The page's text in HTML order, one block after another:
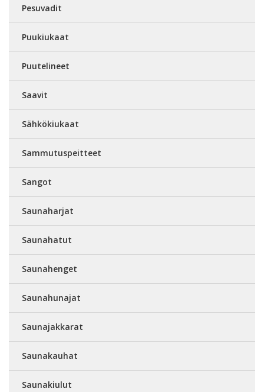
Pesuvadit
Puukiukaat
Puutelineet
Saavit
Sähkökiukaat
Sammutuspeitteet
Sangot
Saunaharjat
Saunahatut
Saunahenget
Saunahunajat
Saunajakkarat
Saunakauhat
Saunakiulut